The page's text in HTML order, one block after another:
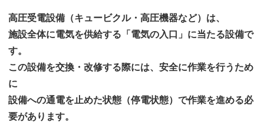
高圧受電設備（キュービクル・高圧機器など）は、
施設全体に電気を供給する「電気の入口」に当たる設備で
す。
この設備を交換・改修する際には、安全に作業を行うため
に
設備への通電を止めた状態（停電状態）で作業を進める必
要があります。